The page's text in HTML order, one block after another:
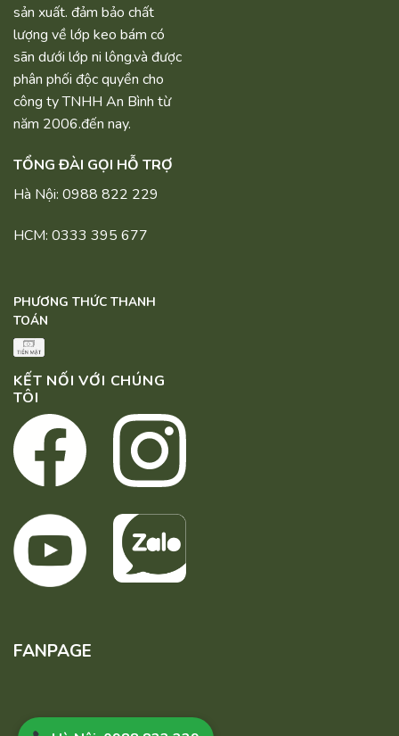
sản xuất. đảm bảo chất
lượng về lớp keo bám có
sãn dưới lớp ni lông.và được
phân phối độc quyền cho
công ty TNHH An Bình từ
năm 2006.đến nay.
TỔNG ĐÀI GỌI HỖ TRỢ
Hà Nội: 0988 822 229
HCM: 0333 395 677
PHƯƠNG THỨC THANH
TOÁN
KẾT NỐI VỚI CHÚNG
TÔI
FANPAGE